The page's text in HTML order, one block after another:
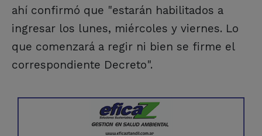
ahí confirmó que "estarán habilitados a
ingresar los lunes, miércoles y viernes. Lo
que comenzará a regir ni bien se firme el
correspondiente Decreto".